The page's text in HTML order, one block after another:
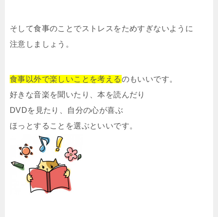
そして食事のことでストレスをためすぎないように
注意しましょう。
食事以外で楽しいことを考えるのもいいです。
好きな音楽を聞いたり、本を読んだり
DVDを見たり、自分の心が喜ぶ
ほっとすることを選ぶといいです。